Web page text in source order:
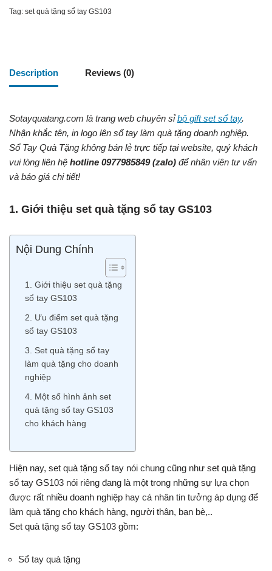
Tag: set quà tặng sổ tay GS103
Description Reviews (0)
Sotayquatang.com là trang web chuyên sỉbộ gift set sổ tay.
Nhận khắc tên, in logo lên sổ tay làm quà tặng doanh nghiệp.
Sổ Tay Quà Tặng không bán lẻ trực tiếp tại website, quý khách
vui lòng liên hệ hotline 0977985849(zalo) để nhân viên tư vấn
và báo giá chi tiết!
1. Giới thiệu set quà tặng sổ tay GS103
Nội Dung Chính
1. Giới thiệu set quà tặng
sổ tay GS103
2. Ưu điểm set quà tặng
sổ tay GS103
3. Set quà tặng sổ tay
làm quà tặng cho doanh
nghiệp
4. Một số hình ảnh set
quà tặng sổ tay GS103
cho khách hàng
Hiện nay, set quà tặng sổ tay nói chung cũng như set quà tặng
sổ tay GS103 nói riêng đang là một trong những sự lựa chọn
được rất nhiều doanh nghiệp hay cá nhân tin tưởng áp dụng để
làm quà tặng cho khách hàng, người thân, bạn bè,..
Set quà tặng sổ tay GS103 gồm:
Sổ tay quà tặng